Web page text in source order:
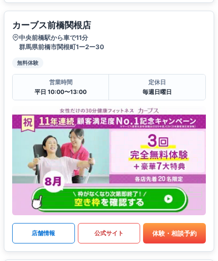
カーブス前橋関根店
中央前橋駅から車で11分
群馬県前橋市関根町1ー2ー30
無料体験
営業時間
平日 10:00〜13:00
定休日
毎週日曜日
店舗情報 公式サイト 体験・相談予約